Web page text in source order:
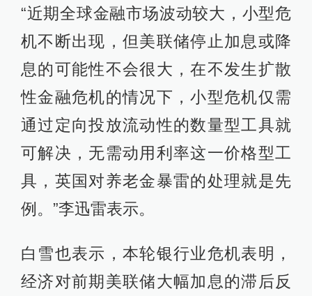
“近期全球金融市场波动较大，小型危
机不断出现，但美联储停止加息或降
息的可能性不会很大，在不发生扩散
性金融危机的情况下，小型危机仅需
通过定向投放流动性的数量型工具就
可解决，无需动用利率这一价格型工
具，英国对养老金暴雷的处理就是先
例。”李迅雷表示。
白雪也表示，本轮银行业危机表明，
经济对前期美联储大幅加息的滞后反